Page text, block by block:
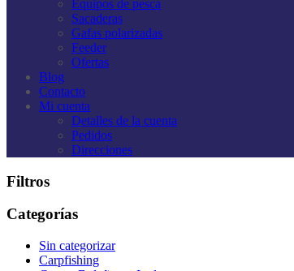
Equipos de pesca
Sacaderas
Gafas polarizadas
Feeder
Ofertas
Blog
Contacto
Mi cuenta
Detalles de la cuenta
Pedidos
Direcciones
Filtros
Categorías
Sin categorizar
Carpfishing